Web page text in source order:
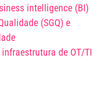
intelligence (BI)
(SGQ) e
de OT/TI